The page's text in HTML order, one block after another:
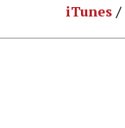
iTunes /